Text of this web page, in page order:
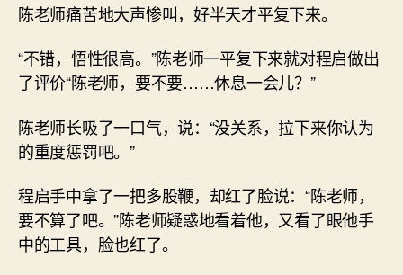
陈老师痛苦地大声惨叫，好半天才平复下来。
“不错，悟性很高。”陈老师一平复下来就对程启做出
了评价“陈老师，要不要……休息一会儿？”
陈老师长吸了一口气，说：“没关系，拉下来你认为
的重度惩罚吧。”
程启手中拿了一把多股鞭，却红了脸说：“陈老师，
要不算了吧。”陈老师疑惑地看着他，又看了眼他手
中的工具，脸也红了。